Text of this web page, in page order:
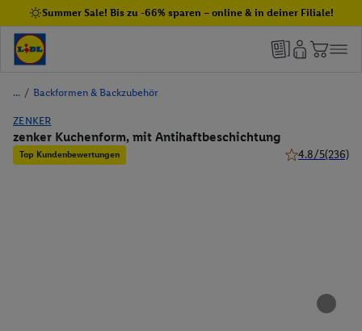
Summer Sale! Bis zu -66% sparen – online & in deiner Filiale!
/ Backformen & Backzubehör
ZENKER
zenker Kuchenform, mit Antihaftbeschichtung
Top Kundenbewertungen 4.8/5(236)